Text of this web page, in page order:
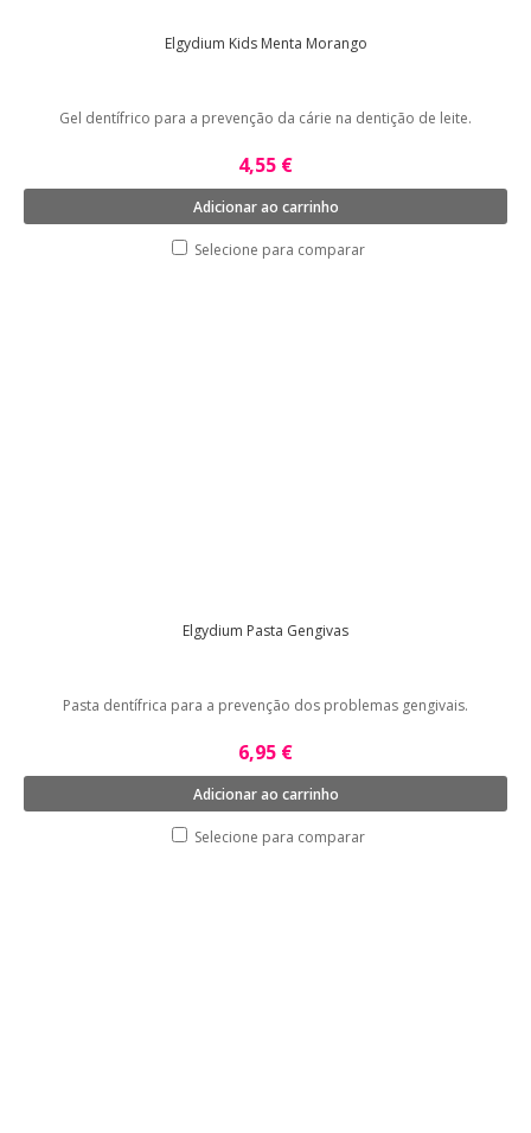
Elgydium Kids Menta Morango
Gel dentífrico para a prevenção da cárie na dentição de leite.
4,55 €
Adicionar ao carrinho
Selecione para comparar
Elgydium Pasta Gengivas
Pasta dentífrica para a prevenção dos problemas gengivais.
6,95 €
Adicionar ao carrinho
Selecione para comparar